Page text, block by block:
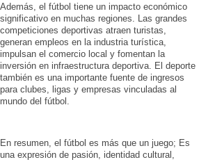
Además, el fútbol tiene un impacto económico
significativo en muchas regiones. Las grandes
competiciones deportivas atraen turistas,
generan empleos en la industria turística,
impulsan el comercio local y fomentan la
inversión en infraestructura deportiva. El deporte
también es una importante fuente de ingresos
para clubes, ligas y empresas vinculadas al
mundo del fútbol.
En resumen, el fútbol es más que un juego; Es
una expresión de pasión, identidad cultural,